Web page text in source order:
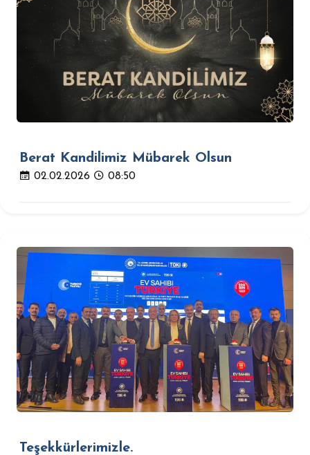
Berat Kandilimiz Mübarek Olsun
02.02.2026 08:50
Teşekkürlerimizle.